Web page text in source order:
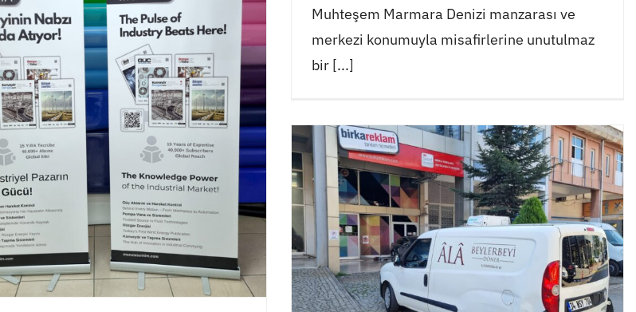
Muhteşem Marmara Denizi manzarası ve
merkezi konumuyla misafirlerine unutulmaz
bir [...]